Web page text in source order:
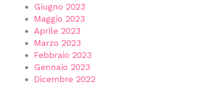
Giugno 2023
Maggio 2023
Aprile 2023
Marzo 2023
Febbraio 2023
Gennaio 2023
Dicembre 2022